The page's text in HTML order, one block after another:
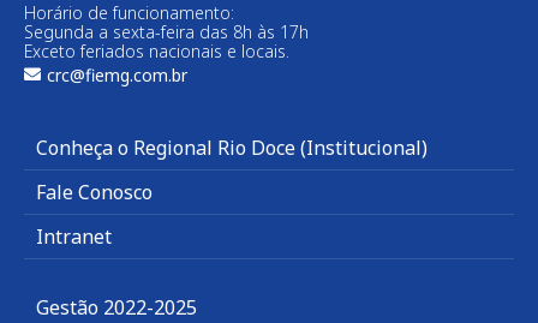
Horário de funcionamento:
Segunda a sexta-feira das 8h às 17h
Exceto feriados nacionais e locais.
crc@fiemg.com.br
Conheça o Regional Rio Doce (Institucional)
Fale Conosco
Intranet
Gestão 2022-2025